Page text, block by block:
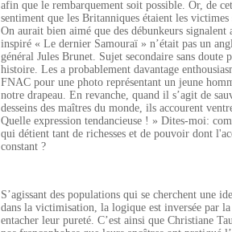
afin que le rembarquement soit possible. Or, de
sentiment que les Britanniques étaient les victimes
On aurait bien aimé que des débunkeurs signalent
inspiré « Le dernier Samouraï » n’était pas un
général Jules Brunet. Sujet secondaire sans doute
histoire. Les a probablement davantage
FNAC pour une photo représentant un jeune
notre drapeau. En revanche, quand il s’agit de
desseins des maîtres du monde, ils accourent
Quelle expression tendancieuse ! » Dites-moi:
qui détient tant de richesses et de pouvoir dont
constant ?
S’agissant des populations qui se cherchent une
dans la victimisation, la logique est inversée par
entacher leur pureté. C’est ainsi que Christiane